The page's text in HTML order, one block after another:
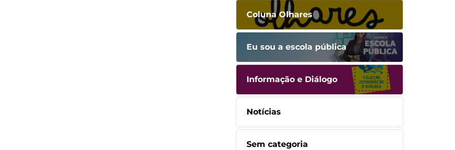
Coluna Olhares
Eu sou a escola pública
Informação e Diálogo
Notícias
Sem categoria